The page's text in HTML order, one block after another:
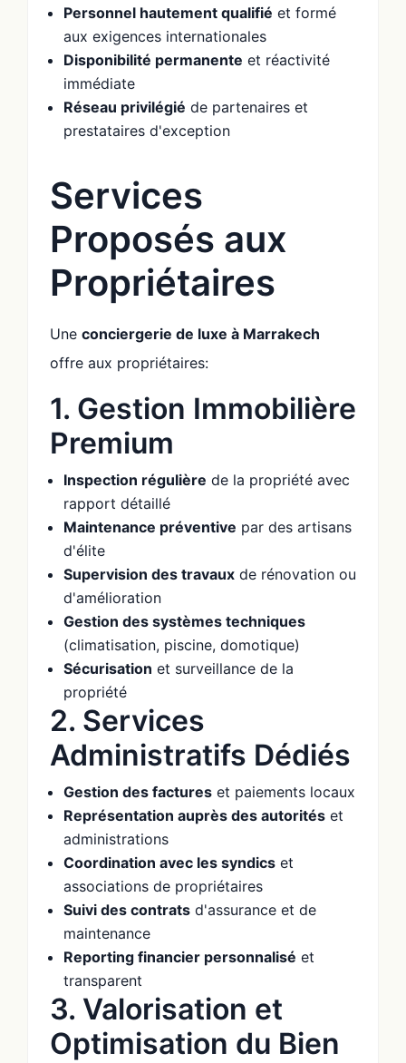
Personnel hautement qualifié et formé
aux exigences internationales
Disponibilité permanente et réactivité
immédiate
Réseau privilégié de partenaires et
prestataires d'exception
Services
Proposés aux
Propriétaires
Une conciergerie de luxe à Marrakech
offre aux propriétaires:
1. Gestion Immobilière
Premium
Inspection régulière de la propriété avec
rapport détaillé
Maintenance préventive par des artisans
d'élite
Supervision des travaux de rénovation ou
d'amélioration
Gestion des systèmes techniques
(climatisation, piscine, domotique)
Sécurisation et surveillance de la
propriété
2. Services
Administratifs Dédiés
Gestion des factures et paiements locaux
Représentation auprès des autorités et
administrations
Coordination avec les syndics et
associations de propriétaires
Suivi des contrats d'assurance et de
maintenance
Reporting financier personnalisé et
transparent
3. Valorisation et
Optimisation du Bien